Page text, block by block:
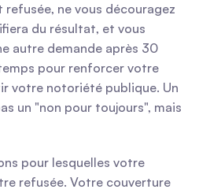
refusée, ne vous découragez
du résultat, et vous
autre demande après 30
pour renforcer votre
votre notoriété publique. Un
un "non pour toujours", mais
pour lesquelles votre
refusée. Votre couverture